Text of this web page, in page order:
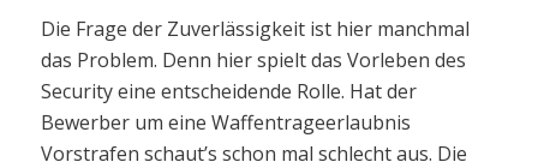
Die Frage der Zuverlässigkeit ist hier manchmal
das Problem. Denn hier spielt das Vorleben des
Security eine entscheidende Rolle. Hat der
Bewerber um eine Waffentrageerlaubnis
Vorstrafen schaut’s schon mal schlecht aus. Die